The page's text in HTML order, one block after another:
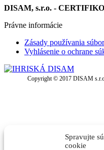
Spravujte
cookie
DISAM, s.r.o. -
Právne informácie
Zásady používania
Vyhlásenie o ochrane
Copyright © 2017 DISAM